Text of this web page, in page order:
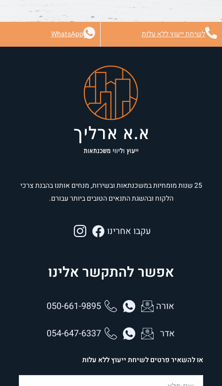
לשיחת ייעוץ ללא עלות WhatsApp
25 שנות מומחיות במשכנתאות ובשירות, מנחים אותנו בהבנת צרכי
הלקוח ובהשגת התנאים הטובים ביותר עבורם.
עקבו אחרינו
אפשר להתקשר אלינו
אורה 050-661-9895
אדר 054-647-6337
או להשאיר פרטים לשיחת ייעוץ ללא עלות